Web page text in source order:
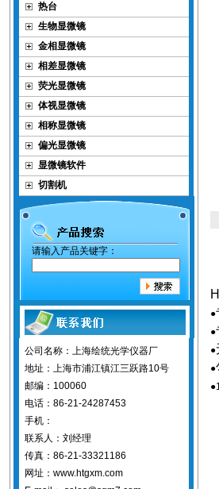
热台
生物显微镜
金相显微镜
相差显微镜
荧光显微镜
体视显微镜
相称显微镜
偏光显微镜
显微镜软件
切割机
请输入产品关键字：
公司名称：上海绘统光学仪器厂
地址：上海市浦江镇江三跃路10号
邮编：100060
电话：86-21-24287453
手机：
联系人：刘经理
传真：86-21-33321186
网址：www.htgxm.com
●
●
●
●